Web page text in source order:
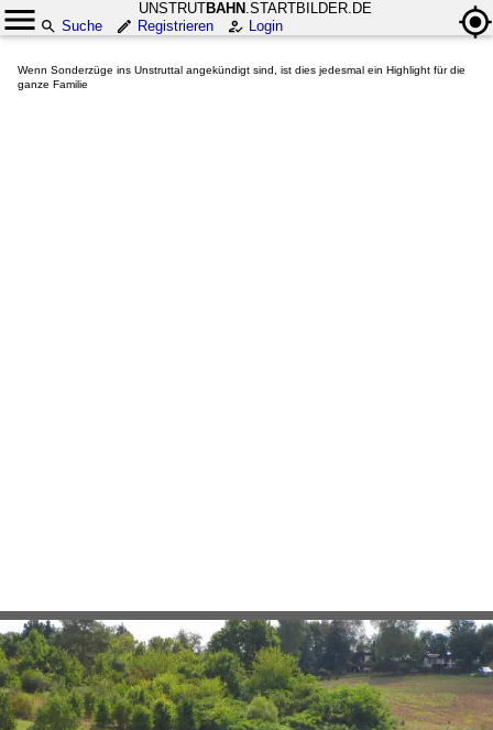
UNSTRUTBAHN .STARTBILDER.DE
Suche
Registrieren Login
Wenn Sonderzüge ins Unstruttal angekündigt sind, ist dies jedesmal ein Highlight für die
ganze Familie